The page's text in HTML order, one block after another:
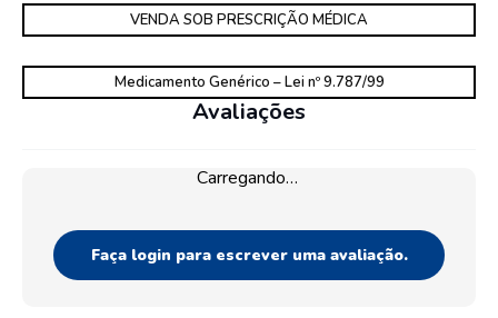
VENDA SOB PRESCRIÇÃO MÉDICA
Medicamento Genérico – Lei nº 9.787/99
Avaliações
Carregando…
Faça login para escrever uma avaliação.